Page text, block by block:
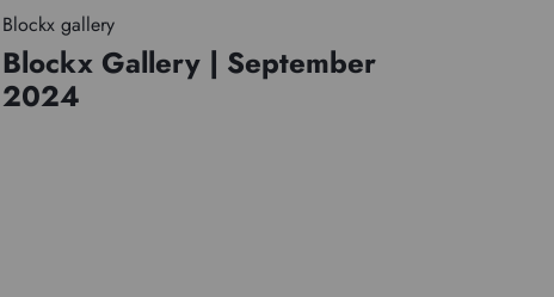
Blockx gallery
Blockx Gallery | September
2024